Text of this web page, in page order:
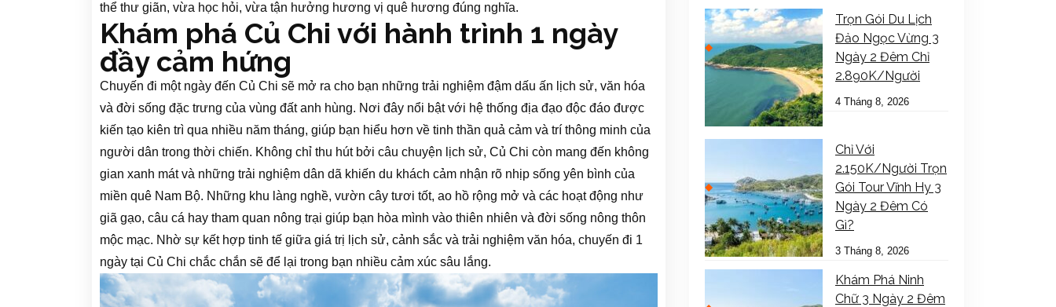
thể thư giãn, vừa học hỏi, vừa tận hưởng hương vị quê hương đúng nghĩa.
Khám phá Củ Chi với hành trình 1 ngày
đầy cảm hứng
Chuyến đi một ngày đến Củ Chi sẽ mở ra cho bạn những trải nghiệm đậm dấu ấn lịch sử, văn hóa
và đời sống đặc trưng của vùng đất anh hùng. Nơi đây nổi bật với hệ thống địa đạo độc đáo được
kiến tạo kiên trì qua nhiều năm tháng, giúp bạn hiểu hơn về tinh thần quả cảm và trí thông minh của
người dân trong thời chiến. Không chỉ thu hút bởi câu chuyện lịch sử, Củ Chi còn mang đến không
gian xanh mát và những trải nghiệm dân dã khiến du khách cảm nhận rõ nhịp sống yên bình của
miền quê Nam Bộ. Những khu làng nghề, vườn cây tươi tốt, ao hồ rộng mở và các hoạt động như
giã gạo, câu cá hay tham quan nông trại giúp bạn hòa mình vào thiên nhiên và đời sống nông thôn
mộc mạc. Nhờ sự kết hợp tinh tế giữa giá trị lịch sử, cảnh sắc và trải nghiệm văn hóa, chuyến đi 1
ngày tại Củ Chi chắc chắn sẽ để lại trong bạn nhiều cảm xúc sâu lắng.
Trọn Gói Du Lịch
Đảo Ngọc Vừng 3
Ngày 2 Đêm Chỉ
2.890K/Người
4 Tháng 8, 2026
Chỉ Với
2.150K/Người Trọn
Gói Tour Vĩnh Hy 3
Ngày 2 Đêm Có
Gì?
3 Tháng 8, 2026
Khám Phá Ninh
Chữ 3 Ngày 2 Đêm